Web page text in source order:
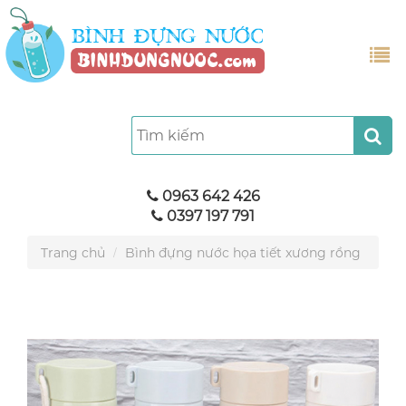
0963 642 426
0397 197 791
Trang chủ Bình đựng nước họa tiết xương rồng